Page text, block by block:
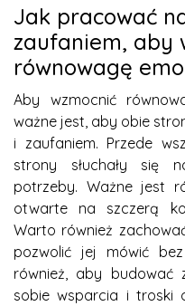
Jak pracować
zaufaniem, aby
równowagę
Aby wzmocnić
ważne jest, aby obie
i zaufaniem. Przede
strony słuchały się
potrzeby. Ważne jest
otwarte na szczerą
Warto również
pozwolić jej mówić
również, aby budować
sobie wsparcia i troski